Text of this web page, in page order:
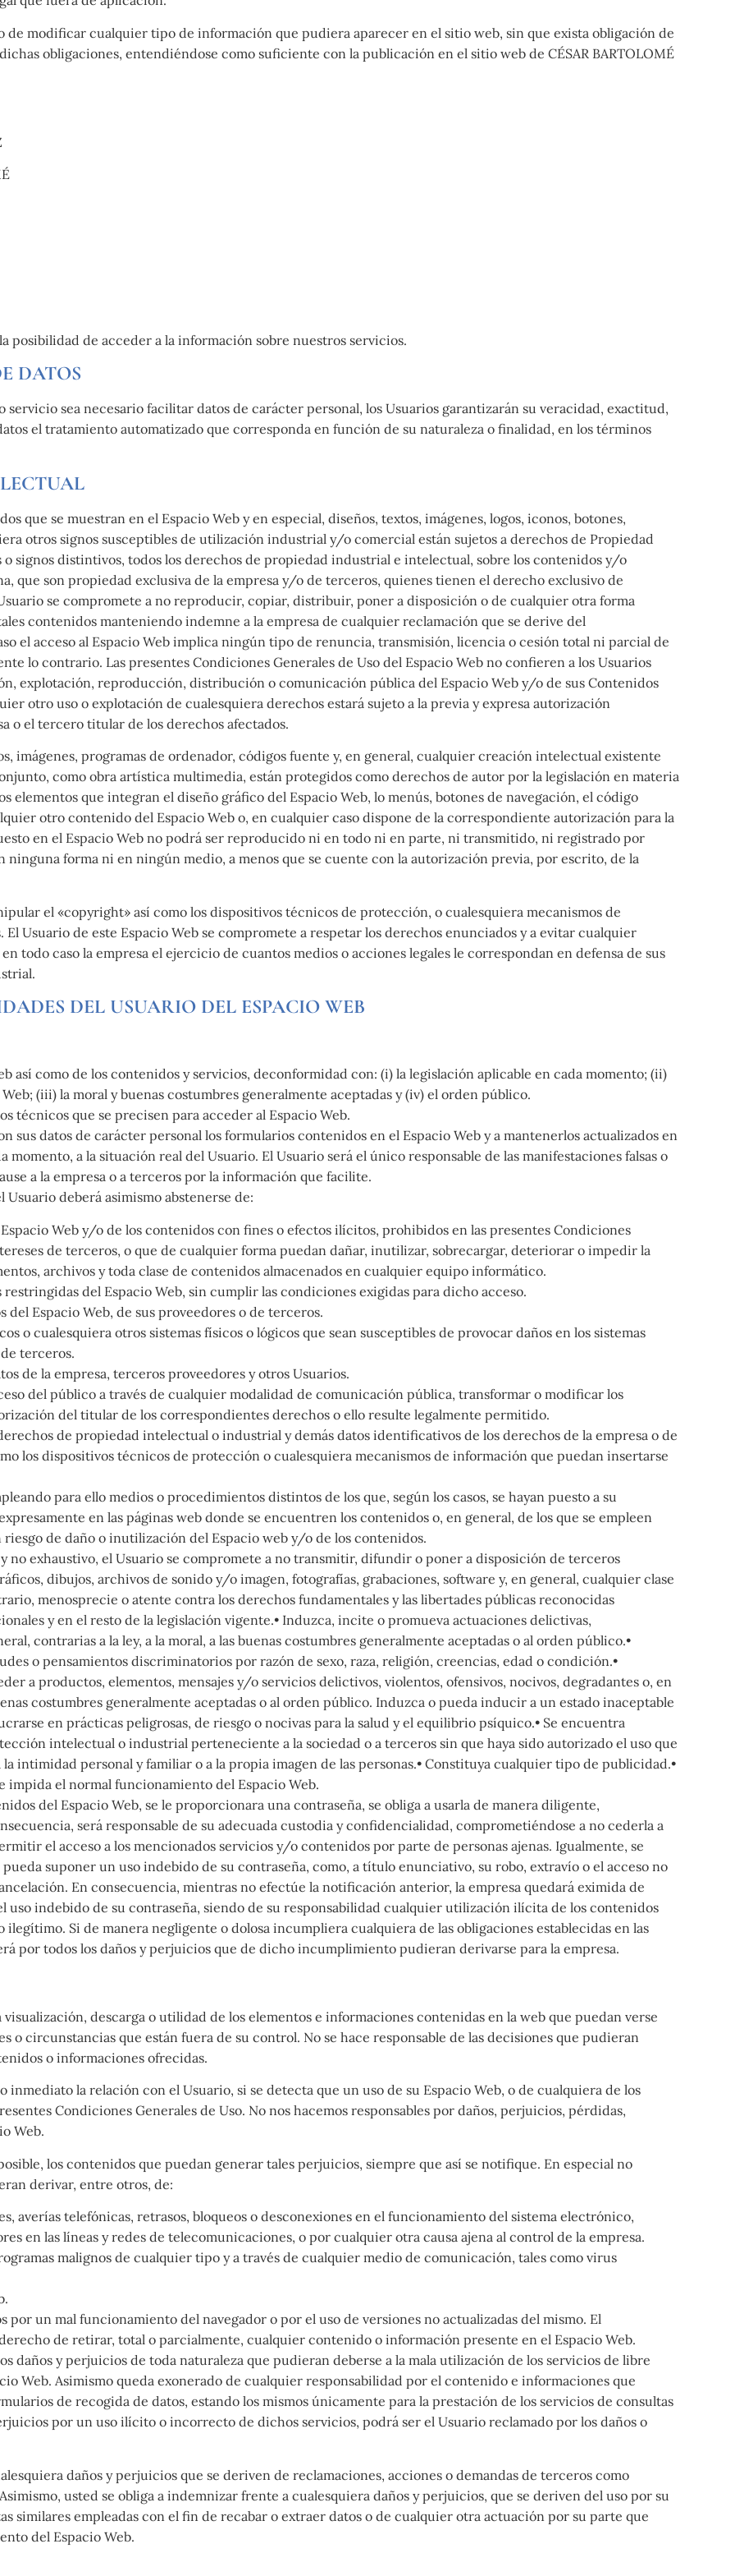
de modificar cualquier tipo de información que pudiera aparecer en el sitio web, sin que exista obligación de
obligaciones, entendiéndose como suficiente con la publicación en el sitio web de CÉSAR BARTOLOMÉ
posibilidad de acceder a la información sobre nuestros servicios.
DATOS
servicio sea necesario facilitar datos de carácter personal, los Usuarios garantizarán su veracidad, exactitud,
el tratamiento automatizado que corresponda en función de su naturaleza o finalidad, en los términos
que se muestran en el Espacio Web y en especial, diseños, textos, imágenes, logos, iconos, botones,
otros signos susceptibles de utilización industrial y/o comercial están sujetos a derechos de Propiedad
o signos distintivos, todos los derechos de propiedad industrial e intelectual, sobre los contenidos y/o
que son propiedad exclusiva de la empresa y/o de terceros, quienes tienen el derecho exclusivo de
se compromete a no reproducir, copiar, distribuir, poner a disposición o de cualquier otra forma
contenidos manteniendo indemne a la empresa de cualquier reclamación que se derive del
el acceso al Espacio Web implica ningún tipo de renuncia, transmisión, licencia o cesión total ni parcial de
lo contrario. Las presentes Condiciones Generales de Uso del Espacio Web no confieren a los Usuarios
explotación, reproducción, distribución o comunicación pública del Espacio Web y/o de sus Contenidos
otro uso o explotación de cualesquiera derechos estará sujeto a la previa y expresa autorización
o el tercero titular de los derechos afectados.
imágenes, programas de ordenador, códigos fuente y, en general, cualquier creación intelectual existente
como obra artística multimedia, están protegidos como derechos de autor por la legislación en materia
elementos que integran el diseño gráfico del Espacio Web, lo menús, botones de navegación, el código
otro contenido del Espacio Web o, en cualquier caso dispone de la correspondiente autorización para la
en el Espacio Web no podrá ser reproducido ni en todo ni en parte, ni transmitido, ni registrado por
forma ni en ningún medio, a menos que se cuente con la autorización previa, por escrito, de la
el «copyright» así como los dispositivos técnicos de protección, o cualesquiera mecanismos de
Usuario de este Espacio Web se compromete a respetar los derechos enunciados y a evitar cualquier
todo caso la empresa el ejercicio de cuantos medios o acciones legales le correspondan en defensa de sus
DEL USUARIO DEL ESPACIO WEB
así como de los contenidos y servicios, deconformidad con: (i) la legislación aplicable en cada momento; (ii)
(iii) la moral y buenas costumbres generalmente aceptadas y (iv) el orden público.
técnicos que se precisen para acceder al Espacio Web.
sus datos de carácter personal los formularios contenidos en el Espacio Web y a mantenerlos actualizados en
a la situación real del Usuario. El Usuario será el único responsable de las manifestaciones falsas o
a la empresa o a terceros por la información que facilite.
deberá asimismo abstenerse de:
Web y/o de los contenidos con fines o efectos ilícitos, prohibidos en las presentes Condiciones
de terceros, o que de cualquier forma puedan dañar, inutilizar, sobrecargar, deteriorar o impedir la
archivos y toda clase de contenidos almacenados en cualquier equipo informático.
del Espacio Web, sin cumplir las condiciones exigidas para dicho acceso.
del Espacio Web, de sus proveedores o de terceros.
cualesquiera otros sistemas físicos o lógicos que sean susceptibles de provocar daños en los sistemas
terceros.
de la empresa, terceros proveedores y otros Usuarios.
del público a través de cualquier modalidad de comunicación pública, transformar o modificar los
del titular de los correspondientes derechos o ello resulte legalmente permitido.
de propiedad intelectual o industrial y demás datos identificativos de los derechos de la empresa o de
los dispositivos técnicos de protección o cualesquiera mecanismos de información que puedan insertarse
para ello medios o procedimientos distintos de los que, según los casos, se hayan puesto a su
en las páginas web donde se encuentren los contenidos o, en general, de los que se empleen
de daño o inutilización del Espacio web y/o de los contenidos.
exhaustivo, el Usuario se compromete a no transmitir, difundir o poner a disposición de terceros
dibujos, archivos de sonido y/o imagen, fotografías, grabaciones, software y, en general, cualquier clase
menosprecie o atente contra los derechos fundamentales y las libertades públicas reconocidas
y en el resto de la legislación vigente.• Induzca, incite o promueva actuaciones delictivas,
contrarias a la ley, a la moral, a las buenas costumbres generalmente aceptadas o al orden público.•
o pensamientos discriminatorios por razón de sexo, raza, religión, creencias, edad o condición.•
a productos, elementos, mensajes y/o servicios delictivos, violentos, ofensivos, nocivos, degradantes o, en
costumbres generalmente aceptadas o al orden público. Induzca o pueda inducir a un estado inaceptable
en prácticas peligrosas, de riesgo o nocivas para la salud y el equilibrio psíquico.• Se encuentra
intelectual o industrial perteneciente a la sociedad o a terceros sin que haya sido autorizado el uso que
intimidad personal y familiar o a la propia imagen de las personas.• Constituya cualquier tipo de publicidad.•
el normal funcionamiento del Espacio Web.
del Espacio Web, se le proporcionara una contraseña, se obliga a usarla de manera diligente,
será responsable de su adecuada custodia y confidencialidad, comprometiéndose a no cederla a
el acceso a los mencionados servicios y/o contenidos por parte de personas ajenas. Igualmente, se
suponer un uso indebido de su contraseña, como, a título enunciativo, su robo, extravío o el acceso no
En consecuencia, mientras no efectúe la notificación anterior, la empresa quedará eximida de
indebido de su contraseña, siendo de su responsabilidad cualquier utilización ilícita de los contenidos
Si de manera negligente o dolosa incumpliera cualquiera de las obligaciones establecidas en las
por todos los daños y perjuicios que de dicho incumplimiento pudieran derivarse para la empresa.
descarga o utilidad de los elementos e informaciones contenidas en la web que puedan verse
circunstancias que están fuera de su control. No se hace responsable de las decisiones que pudieran
o informaciones ofrecidas.
la relación con el Usuario, si se detecta que un uso de su Espacio Web, o de cualquiera de los
Condiciones Generales de Uso. No nos hacemos responsables por daños, perjuicios, pérdidas,
Web.
los contenidos que puedan generar tales perjuicios, siempre que así se notifique. En especial no
derivar, entre otros, de:
averías telefónicas, retrasos, bloqueos o desconexiones en el funcionamiento del sistema electrónico,
en las líneas y redes de telecomunicaciones, o por cualquier otra causa ajena al control de la empresa.
malignos de cualquier tipo y a través de cualquier medio de comunicación, tales como virus
un mal funcionamiento del navegador o por el uso de versiones no actualizadas del mismo. El
de retirar, total o parcialmente, cualquier contenido o información presente en el Espacio Web.
daños y perjuicios de toda naturaleza que pudieran deberse a la mala utilización de los servicios de libre
Web. Asimismo queda exonerado de cualquier responsabilidad por el contenido e informaciones que
de recogida de datos, estando los mismos únicamente para la prestación de los servicios de consultas
por un uso ilícito o incorrecto de dichos servicios, podrá ser el Usuario reclamado por los daños o
daños y perjuicios que se deriven de reclamaciones, acciones o demandas de terceros como
usted se obliga a indemnizar frente a cualesquiera daños y perjuicios, que se deriven del uso por su
similares empleadas con el fin de recabar o extraer datos o de cualquier otra actuación por su parte que
del Espacio Web.